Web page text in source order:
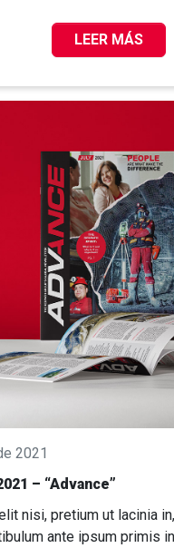
LEER MÁS
DICIEMBRE DE
2021
– “Advance”
nisi, pretium ut lacinia
ante ipsum primis